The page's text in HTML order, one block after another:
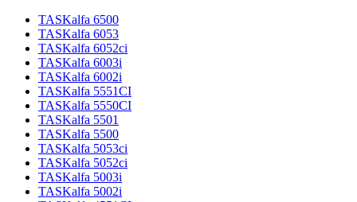
TASKalfa 6500
TASKalfa 6053
TASKalfa 6052ci
TASKalfa 6003i
TASKalfa 6002i
TASKalfa 5551CI
TASKalfa 5550CI
TASKalfa 5501
TASKalfa 5500
TASKalfa 5053ci
TASKalfa 5052ci
TASKalfa 5003i
TASKalfa 5002i